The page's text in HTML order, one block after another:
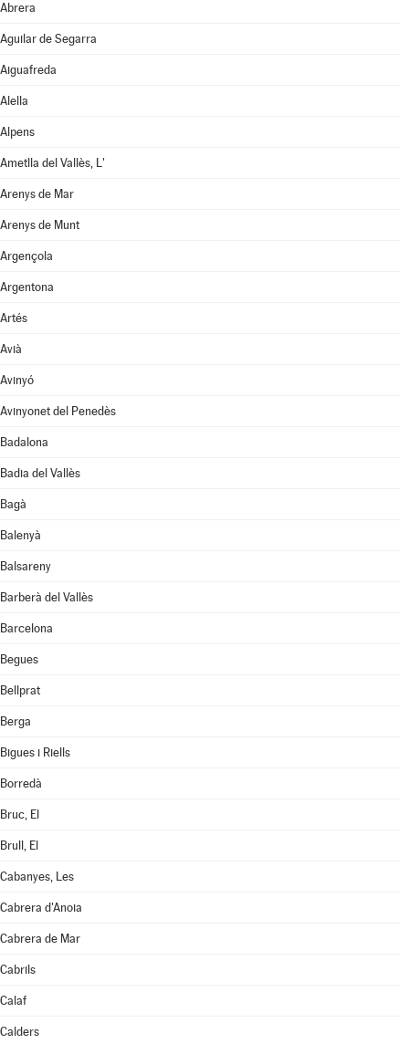
Abrera
Aguilar de Segarra
Aiguafreda
Alella
Alpens
Ametlla del Vallès, L'
Arenys de Mar
Arenys de Munt
Argençola
Argentona
Artés
Avià
Avinyó
Avinyonet del Penedès
Badalona
Badia del Vallès
Bagà
Balenyà
Balsareny
Barberà del Vallès
Barcelona
Begues
Bellprat
Berga
Bigues i Riells
Borredà
Bruc, El
Brull, El
Cabanyes, Les
Cabrera d'Anoia
Cabrera de Mar
Cabrils
Calaf
Calders